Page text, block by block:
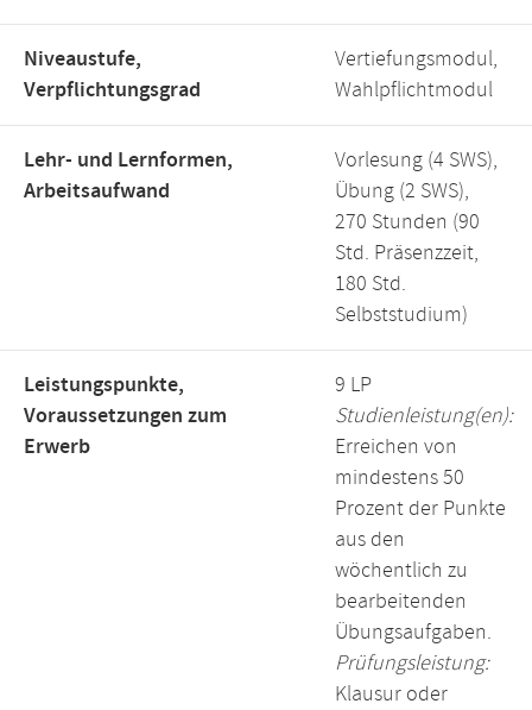
Niveaustufe,
Verpflichtungsgrad
Vertiefungsmodul,
Wahlpflichtmodul
Lehr- und Lernformen,
Arbeitsaufwand
Vorlesung (4 SWS),
Übung (2 SWS),
270 Stunden (90
Std. Präsenzzeit,
180 Std.
Selbststudium)
Leistungspunkte,
Voraussetzungen zum
Erwerb
9 LP
Studienleistung(en):
Erreichen von
mindestens 50
Prozent der Punkte
aus den
wöchentlich zu
bearbeitenden
Übungsaufgaben.
Prüfungsleistung:
Klausur oder